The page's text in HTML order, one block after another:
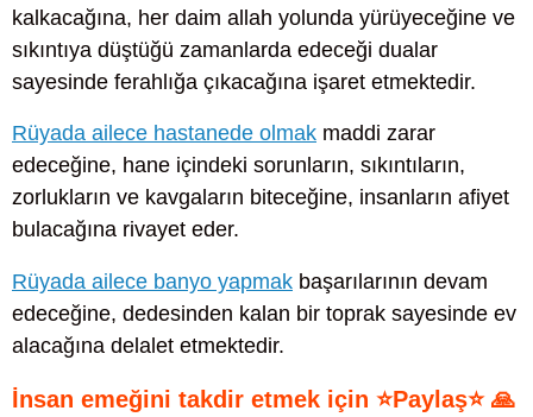
kalkacağına, her daim allah yolunda yürüyeceğine ve
sıkıntıya düştüğü zamanlarda edeceği dualar
sayesinde ferahlığa çıkacağına işaret etmektedir.
Rüyada ailece hastanede olmak maddi zarar
edeceğine, hane içindeki sorunların, sıkıntıların,
zorlukların ve kavgaların biteceğine, insanların afiyet
bulacağına rivayet eder.
Rüyada ailece banyo yapmak başarılarının devam
edeceğine, dedesinden kalan bir toprak sayesinde ev
alacağına delalet etmektedir.
İnsan emeğini takdir etmek için ⭐Paylaş⭐ 🙏